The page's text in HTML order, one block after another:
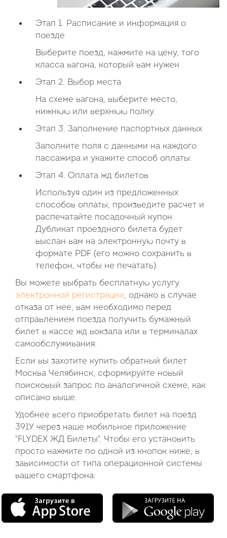
Этап 1. Расписание и информация о
поезде
Выберите поезд, нажмите на цену, того
класса вагона, который вам нужен
Этап 2. Выбор места
На схеме вагона, выберите место,
нижнюю или верхнюю полку.
Этап 3. Заполнение паспортных данных
Заполните поля с данными на каждого
пассажира и укажите способ оплаты.
Этап 4. Оплата жд билетов
Используя один из предложенных
способов оплаты, произведите расчет и
распечатайте посадочный купон.
Дубликат проездного билета будет
выслан вам на электронную почту в
формате PDF (его можно сохранить в
телефон, чтобы не печатать).
Вы можете выбрать бесплатную услугу
электронной регистрации, однако в случае
отказа от нее, вам необходимо перед
отправлением поезда получить бумажный
билет в кассе жд вокзала или в терминалах
самообслуживания.
Если вы захотите купить обратный билет
Москва Челябинск, сформируйте новый
поисковый запрос по аналогичной схеме, как
описано выше.
Удобнее всего приобретать билет на поезд
391У через наше мобильное приложение
"FLYDEX ЖД Билеты". Чтобы его установить
просто нажмите по одной из кнопок ниже, в
зависимости от типа операционной системы
вашего смартфона: